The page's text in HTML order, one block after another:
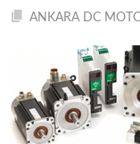
ANKARA DC